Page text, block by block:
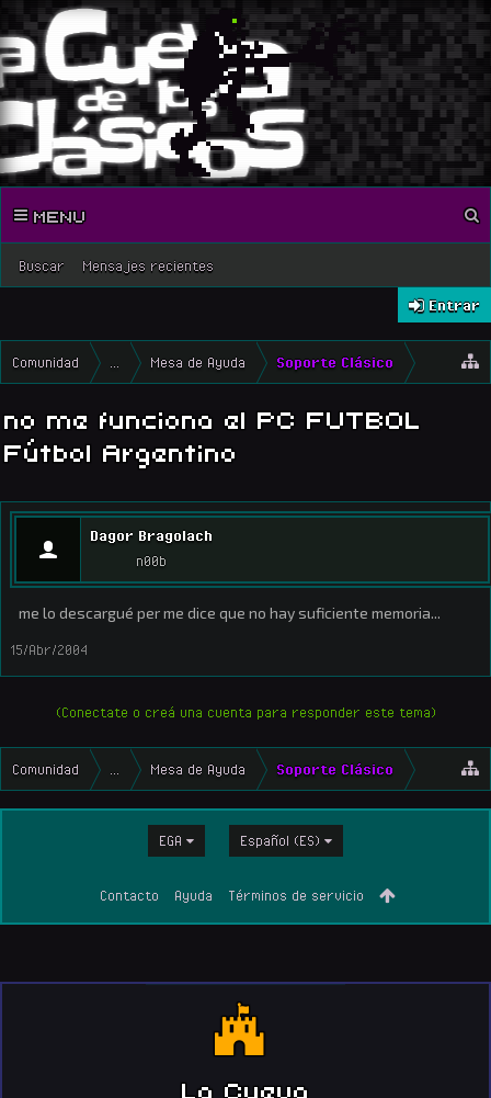
Buscar Mensajes recientes
MENU
Entrar
Comunidad Mesa de Ayuda Soporte Clásico
no me funciona el PC FUTBOL
Fútbol Argentino
Dagor Bragolach
n00b
me lo descargué per me dice que no hay suficiente memoria...
15/Abr/2004
(Conectate o creá una cuenta para responder este tema)
Comunidad Mesa de Ayuda Soporte Clásico
EGA Español (ES)
Contacto Ayuda Términos de servicio
La Cueva